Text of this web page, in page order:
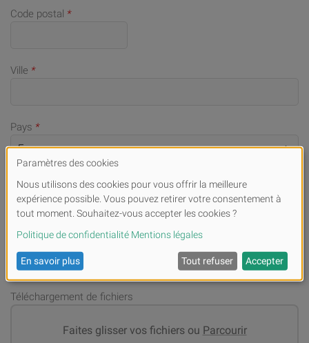
Code postal *
Ville *
Pays *
Numéro de téléphone portable (en cas de demandes)
Adresse email*
Téléchargement de fichiers
Faites glisser vos fichiers ou Parcourir